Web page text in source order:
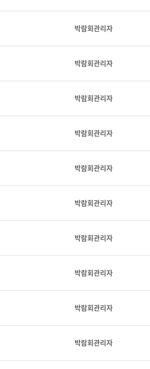
박람회관리자
박람회관리자
박람회관리자
박람회관리자
박람회관리자
박람회관리자
박람회관리자
박람회관리자
박람회관리자
박람회관리자